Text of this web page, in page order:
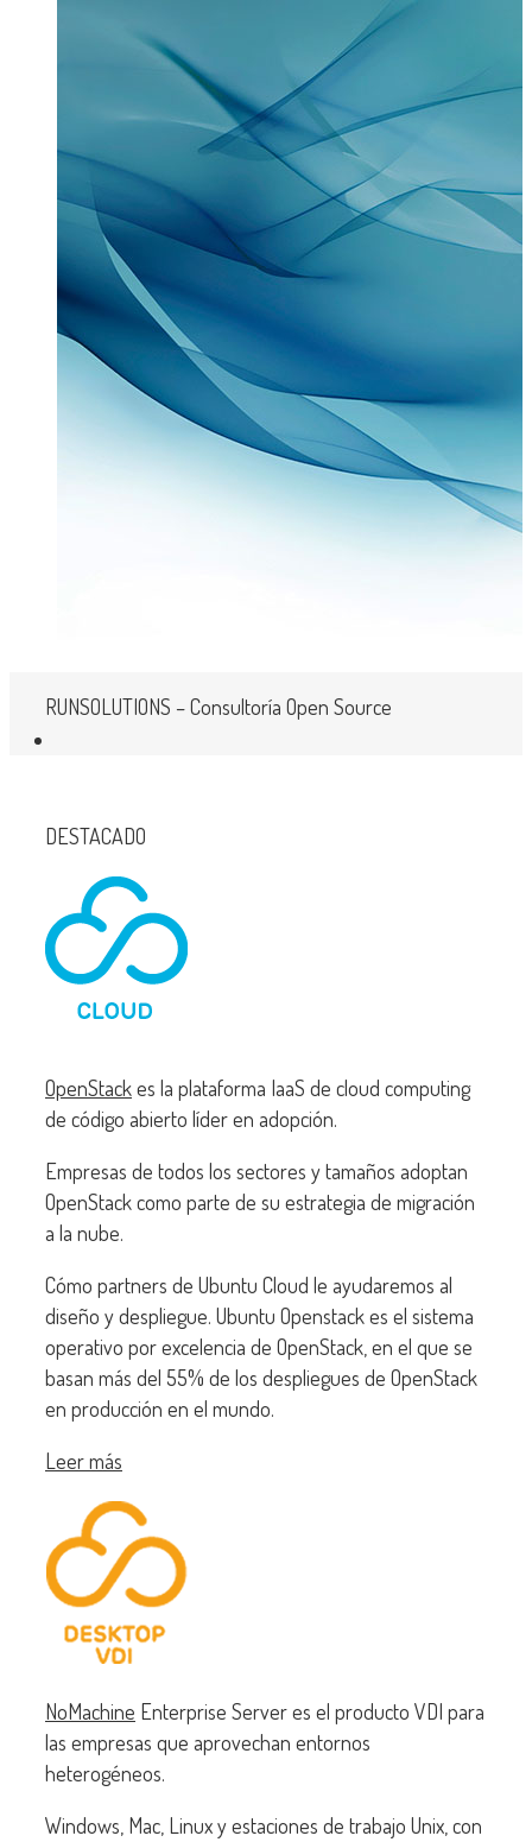
RUNSOLUTIONS – Consultoría Open Source
DESTACADO
OpenStackes la plataforma IaaS de cloud computing
de código abierto líder en adopción.
Empresas de todos los sectores y tamaños adoptan
OpenStack como parte de su estrategia de migración
a la nube.
Cómo partners de Ubuntu Cloud le ayudaremos al
diseño y despliegue. Ubuntu Openstack es el sistema
operativo por excelencia de OpenStack, en el que se
basan más del 55% de los despliegues de OpenStack
en producción en el mundo.
Leer más
NoMachine Enterprise Server es el producto VDI para
las empresas que aprovechan entornos
heterogéneos.
Windows, Mac, Linux y estaciones de trabajo Unix, con